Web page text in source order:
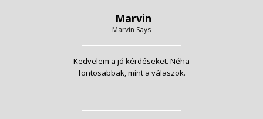
Marvin
Marvin Says
Kedvelem a jó kérdéseket. Néha
fontosabbak, mint a válaszok.